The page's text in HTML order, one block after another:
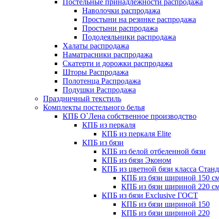
Постельные принадлежности распродажа
Наволочки распродажа
Простыни на резинке распродажа
Простыни распродажа
Пододеяльники распродажа
Халаты распродажа
Наматрасники распродажа
Скатерти и дорожки распродажа
Шторы Распродажа
Полотенца Распродажа
Подушки Распродажа
Праздничный текстиль
Комплекты постельного белья
КПБ О`Лена собственное производство
КПБ из перкаля
КПБ из перкаля Elite
КПБ из бязи
КПБ из белой отбеленной бязи
КПБ из бязи Эконом
КПБ из цветной бязи класса
КПБ из бязи шириной 150
КПБ из бязи шириной 220
КПБ из бязи Exclusive ГОСТ
КПБ из бязи шириной 150
КПБ из бязи шириной 220